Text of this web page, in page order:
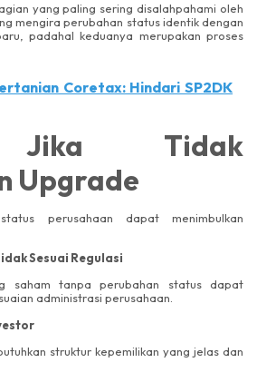
yang paling sering disalahpahami oleh
mengira perubahan status identik dengan
padahal keduanya merupakan proses
Coretax: Hindari SP2DK
Jika Tidak
Upgrade
perusahaan dapat menimbulkan
Sesuai Regulasi
saham tanpa perubahan status dapat
administrasi perusahaan.
struktur kepemilikan yang jelas dan